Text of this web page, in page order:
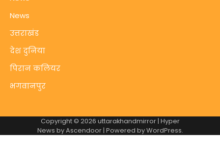
News
उत्तराखंड
देश दुनिया
पिरान कलियर
भगवानपुर
Copyright © 2026 uttarakhandmirror| Hyper
News byAscendoor| Powered byWordPress.